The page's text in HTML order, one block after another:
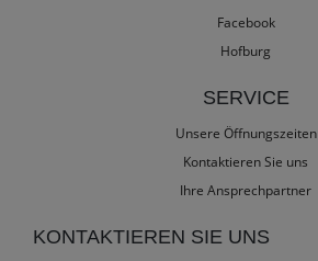
Facebook
Hofburg
SERVICE
Unsere Öffnungszeiten
Kontaktieren Sie uns
Ihre Ansprechpartner
KONTAKTIEREN SIE UNS